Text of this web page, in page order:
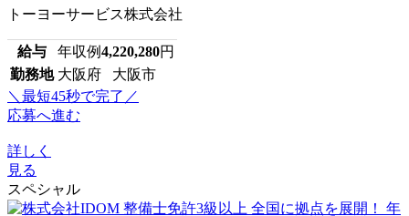
トーヨーサービス株式会社
給与 年収例4,220,280円
勤務地 大阪府 大阪市
＼最短45秒で完了／
応募へ進む
詳しく
見る
スペシャル